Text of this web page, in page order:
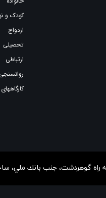
راه گوهردشت، جنب بانك ملي،
کودک و
ازدواج
تحصیلی
ارتباطی
روانسنجی